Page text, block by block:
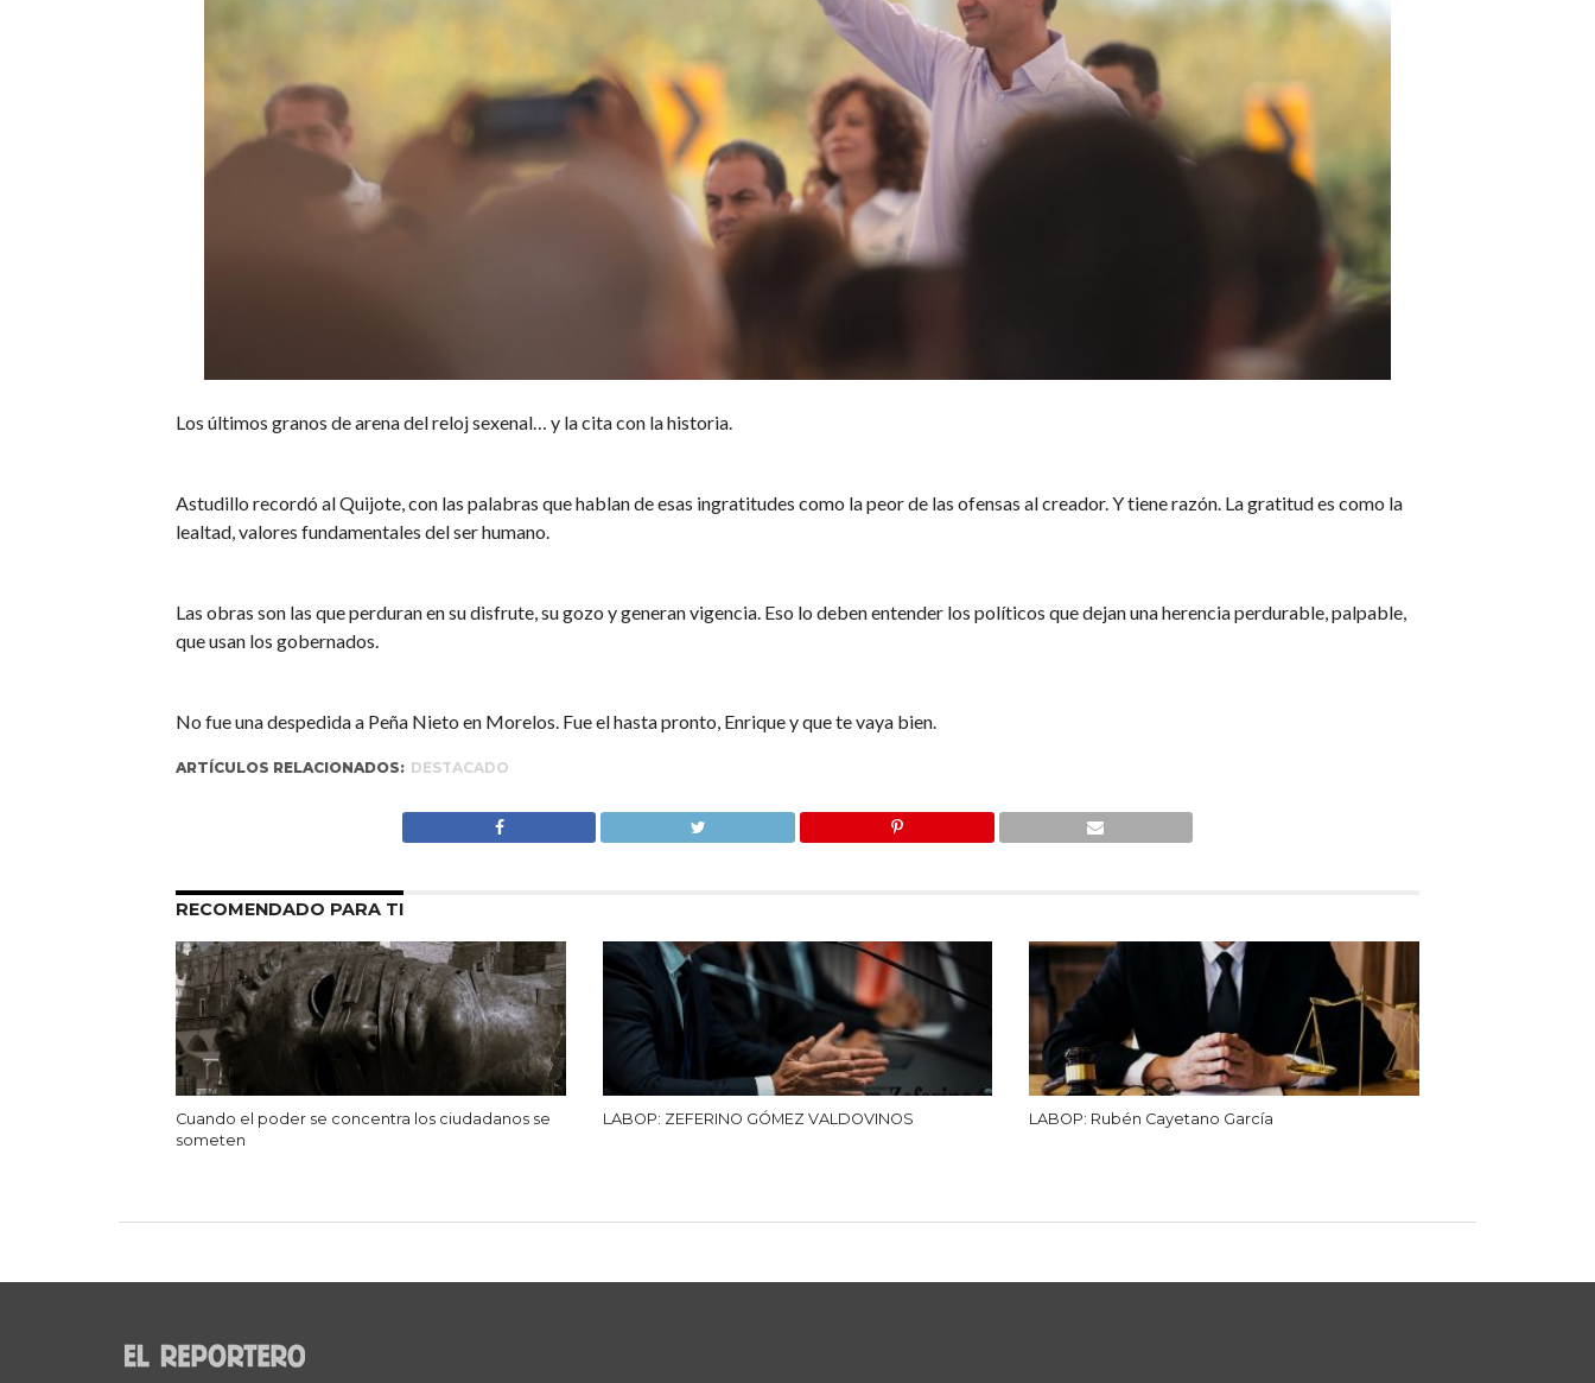
Los últimos granos de arena del reloj sexenal… y la cita con la historia.
Astudillo recordó al Quijote, con las palabras que hablan de esas ingratitudes como la peor de las ofensas al creador. Y tiene razón. La gratitud es como la
lealtad, valores fundamentales del ser humano.
Las obras son las que perduran en su disfrute, su gozo y generan vigencia. Eso lo deben entender los políticos que dejan una herencia perdurable, palpable,
que usan los gobernados.
No fue una despedida a Peña Nieto en Morelos. Fue el hasta pronto, Enrique y que te vaya bien.
ARTÍCULOS RELACIONADOS: DESTACADO
RECOMENDADO PARA TI
Cuando el poder se concentra los ciudadanos se
someten
LABOP: ZEFERINO GÓMEZ VALDOVINOS LABOP: Rubén Cayetano García